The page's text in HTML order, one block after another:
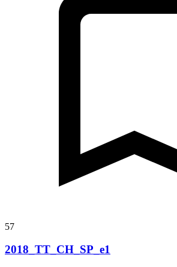
57
2018_TT_CH_SP_e1